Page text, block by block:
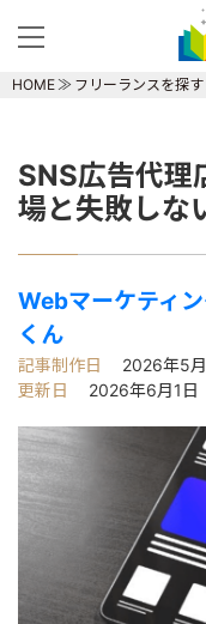
HOME フリーランスを探す
SNS広告代理
場と失敗しな
Webマーケティ
くん
記事制作日
2026年5
更新日
2026年6月1日